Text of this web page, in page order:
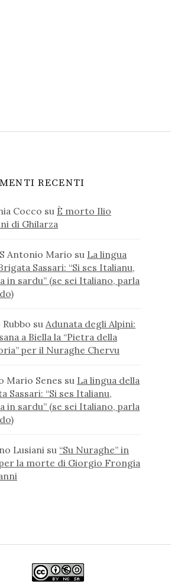
RECENTI
Cocco su È morto Ilio
di Ghilarza
Antonio Mario su La lingua
Sassari: “Si ses Italianu,
in sardu” (se sei Italiano, parla
Rubbo su Adunata degli Alpini:
a Biella la “Pietra della
per il Nuraghe Chervu
Mario Senes su La lingua della
Sassari: “Si ses Italianu,
in sardu” (se sei Italiano, parla
Lusiani su “Su Nuraghe” in
la morte di Giorgio Frongia